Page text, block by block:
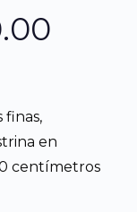
es:
finas,
en
centímetros